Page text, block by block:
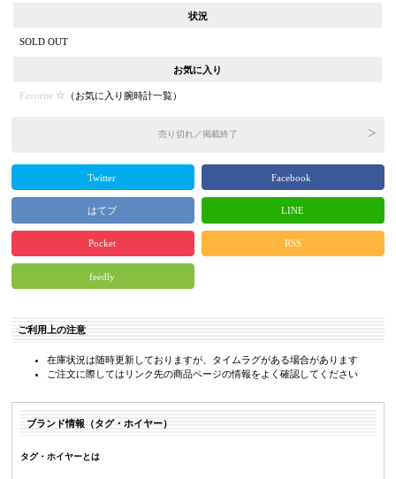
状況
SOLD OUT
お気に入り
Favorite （お気に入り腕時計一覧）
売り切れ／掲載終了
Twitter Facebook
はてブ LINE
Pocket RSS
feedly
ご利用上の注意
在庫状況は随時更新しておりますが、タイムラグがある場合があります
ご注文に際してはリンク先の商品ページの情報をよく確認してください
ブランド情報（タグ・ホイヤー）
タグ・ホイヤーとは